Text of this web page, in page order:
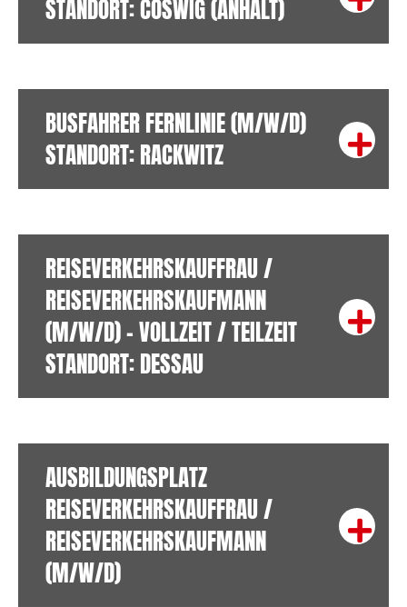
STANDORT: COSWIG (ANHALT)
BUSFAHRER FERNLINIE (M/W/D)
STANDORT: RACKWITZ
REISEVERKEHRSKAUFFRAU /
REISEVERKEHRSKAUFMANN
(M/W/D) – VOLLZEIT / TEILZEIT
STANDORT: DESSAU
AUSBILDUNGSPLATZ
REISEVERKEHRSKAUFFRAU /
REISEVERKEHRSKAUFMANN
(M/W/D)